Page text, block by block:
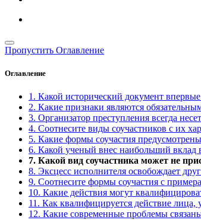
Пропустить Оглавление
Оглавление
1. Какой исторический документ
2. Какие признаки являются
3. Организатор преступления всегда
4. Соотнесите виды соучастников с их
5. Какие формы соучастия
6. Какой ученый внес наибольший вклад
7. Какой вид соучастника может не
8. Эксцесс исполнителя освобождает
9. Соотнесите формы соучастия с
10. Какие действия могут
11. Как квалифицируется действие
12. Какие современные проблемы